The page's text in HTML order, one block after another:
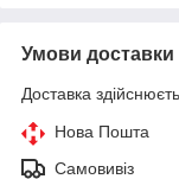
Умови доставки
Доставка
Нова Пошта
Самовивіз